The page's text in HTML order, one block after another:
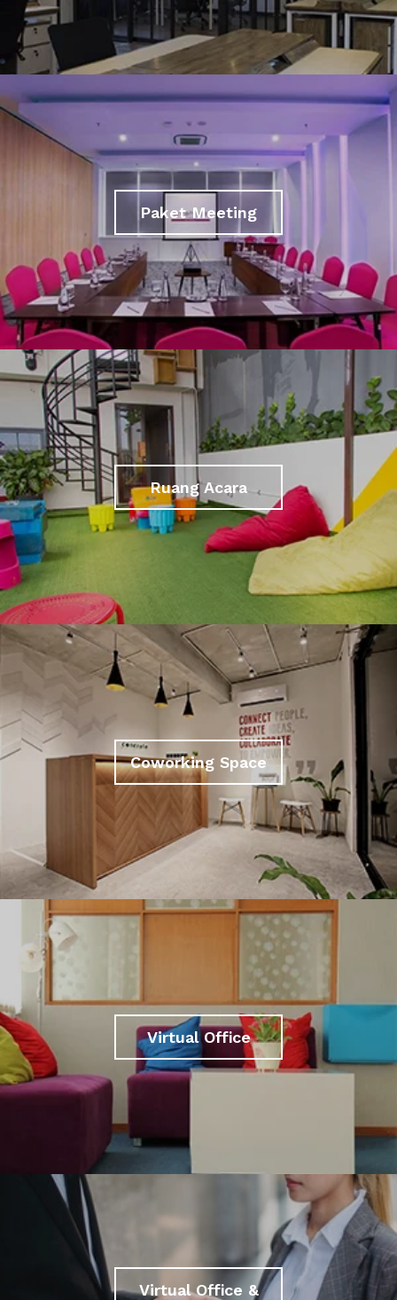
Paket Meeting
Ruang Acara
Coworking Space
Virtual Office
Virtual Office &